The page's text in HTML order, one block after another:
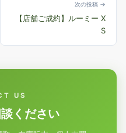
次の投稿 →
【店舗ご成約】ルーミー X
S
US
ください